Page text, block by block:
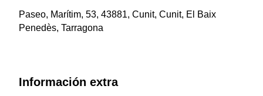
Paseo, Marítim, 53, 43881, Cunit, Cunit, El Baix
Penedès, Tarragona
Información extra